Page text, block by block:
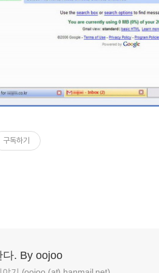
구독하기
다. By oojoo